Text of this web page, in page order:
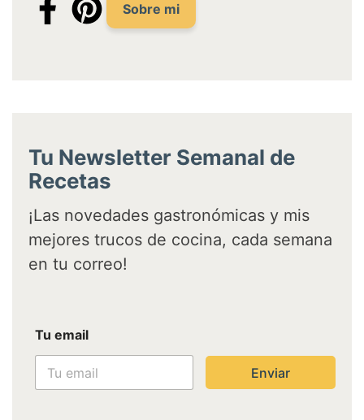
Sobre mi
Tu Newsletter Semanal de
Recetas
¡Las novedades gastronómicas y mis
mejores trucos de cocina, cada semana
en tu correo!
e
a
Tu email
Enviar